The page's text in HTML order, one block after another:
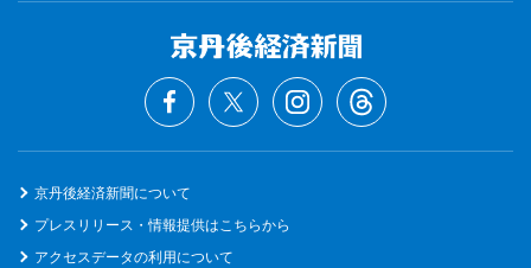
京丹後経済新聞について
プレスリリース・情報提供はこちらから
アクセスデータの利用について